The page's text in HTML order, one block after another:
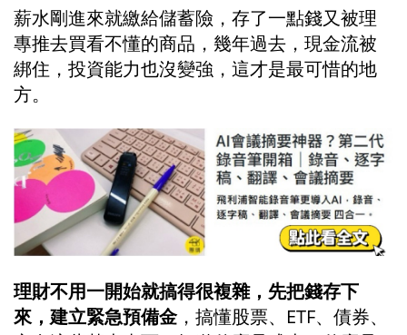
薪水剛進來就繳給儲蓄險，存了一點錢又被理
專推去買看不懂的商品，幾年過去，現金流被
綁住，投資能力也沒變強，這才是最可惜的地
方。
理財不用一開始就搞得很複雜，先把錢存下
來，建立緊急預備金，搞懂股票、ETF、債券、